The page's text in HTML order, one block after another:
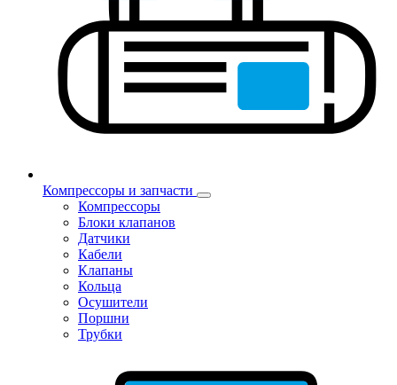
Компрессоры и запчасти
Компрессоры
Блоки клапанов
Датчики
Кабели
Клапаны
Кольца
Осушители
Поршни
Трубки